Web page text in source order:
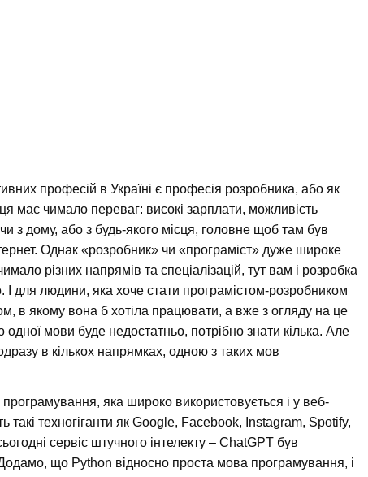
професій в Україні є професія розробника, або як
має чимало переваг: високі зарплати, можливість
з дому, або з будь-якого місця, головне щоб там був
Однак «розробник» чи «програміст» дуже широке
різних напрямів та спеціалізацій, тут вам і розробка
І для людини, яка хоче стати програмістом-розробником
в якому вона б хотіла працювати, а вже з огляду на це
мови буде недостатньо, потрібно знати кілька. Але
в кількох напрямках, одною з таких мов
яка широко використовується і у веб-
такі техногіганти як Google, Facebook, Instagram, Spotify,
сервіс штучного інтелекту – ChatGPT був
що Python відносно проста мова програмування, і